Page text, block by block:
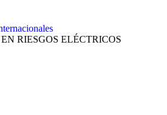
RIESGOS ELÉCTRICOS